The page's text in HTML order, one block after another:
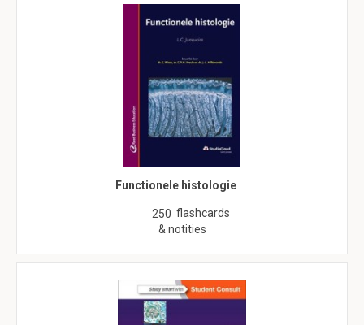
Functionele histologie
250 flashcards
& notities